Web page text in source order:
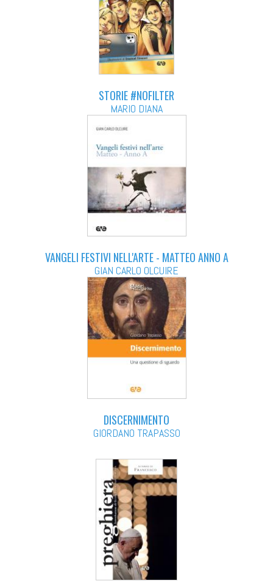
STORIE #NOFILTER
MARIO DIANA
VANGELI FESTIVI NELL'ARTE - MATTEO ANNO A
GIAN CARLO OLCUIRE
DISCERNIMENTO
GIORDANO TRAPASSO